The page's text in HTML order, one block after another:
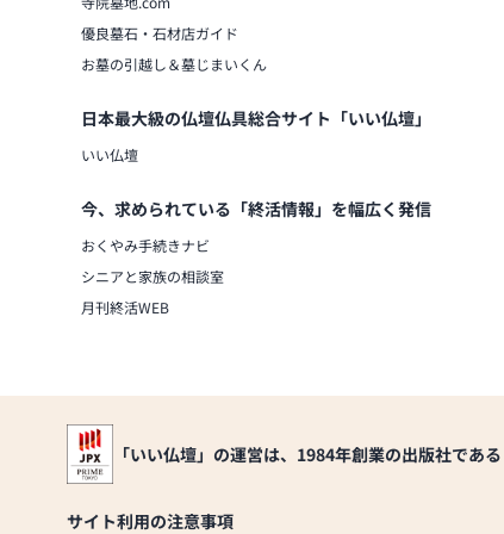
優良墓石・石材店ガイド
お墓の引越し＆墓じまいくん
日本最大級の仏壇仏具総合サイト「いい仏壇」
いい仏壇
今、求められている「終活情報」を幅広く発信
おくやみ手続きナビ
シニアと家族の相談室
月刊終活WEB
「いい仏壇」の運営は、1984年創業の出版社である
サイト利用の注意事項